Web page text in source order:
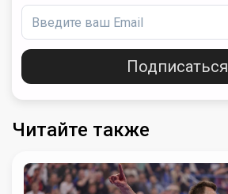
Подписаться
Читайте также